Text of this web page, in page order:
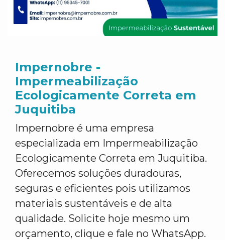
Impernobre -
Impermeabilização
Ecologicamente Correta em
Juquitiba
Impernobre é uma empresa
especializada em Impermeabilização
Ecologicamente Correta em Juquitiba.
Oferecemos soluções duradouras,
seguras e eficientes pois utilizamos
materiais sustentáveis e de alta
qualidade. Solicite hoje mesmo um
orçamento, clique e fale no WhatsApp.